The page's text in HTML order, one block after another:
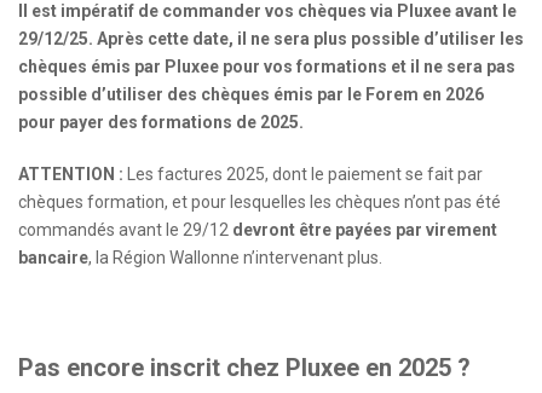
Il est impératif de commander vos chèques via Pluxee avant le
29/12/25. Après cette date, il ne sera plus possible d’utiliser les
chèques émis par Pluxee pour vos formations et il ne sera pas
possible d’utiliser des chèques émis par le Forem en 2026
pour payer des formations de 2025.
ATTENTION : Les factures 2025, dont le paiement se fait par
chèques formation, et pour lesquelles les chèques n’ont pas été
commandés avant le 29/12 devront être payées par virement
bancaire, la Région Wallonne n’intervenant plus.
Pas encore inscrit chez Pluxee en 2025 ?